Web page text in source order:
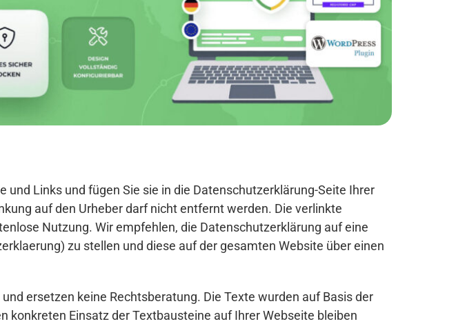
und Links und fügen Sie sie in die Datenschutzerklärung-Seite Ihrer
auf den Urheber darf nicht entfernt werden. Die verlinkte
Nutzung. Wir empfehlen, die Datenschutzerklärung auf eine
zu stellen und diese auf der gesamten Website über einen
ersetzen keine Rechtsberatung. Die Texte wurden auf Basis der
Einsatz der Textbausteine auf Ihrer Webseite bleiben